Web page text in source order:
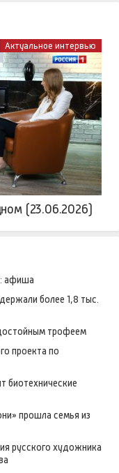
Актуальное интервью
(23.06.2026)
афиша
более 1,8 тыс.
трофеем
проекта по
биотехнические
прошла семья из
русского художника